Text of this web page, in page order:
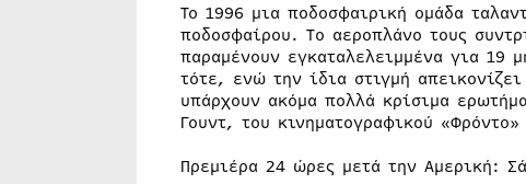
Το 1996 μια ποδοσφαιρική ομάδα
ποδοσφαίρου. Tο αεροπλάνο τους
παραμένουν εγκαταλελειμμένα για 19
τότε, ενώ την ίδια στιγμή
υπάρχουν ακόμα πολλά κρίσιμα
Γουντ, του κινηματογραφικού
Πρεμιέρα 24 ώρες μετά την Αμερική: